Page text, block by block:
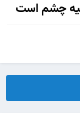
چشم است